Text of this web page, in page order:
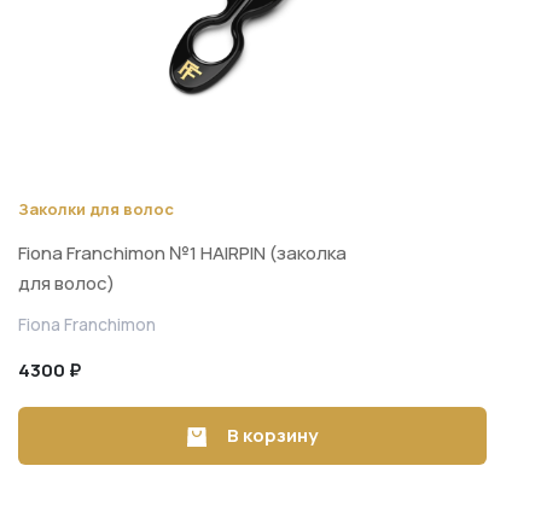
Заколки для волос
Fiona Franchimon №1 HAIRPIN (заколка
для волос)
Fiona Franchimon
4300 ₽
В корзину